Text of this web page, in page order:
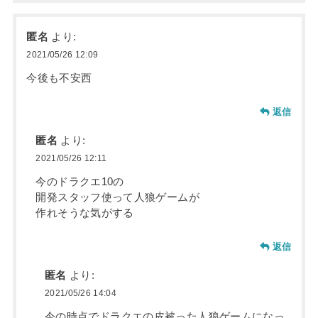
匿名 より:
2021/05/26 12:09
今後も不安西
返信
匿名 より:
2021/05/26 12:11
今のドラクエ10の
開発スタッフ使って人狼ゲームが
作れそうな気がする
返信
匿名 より:
2021/05/26 14:04